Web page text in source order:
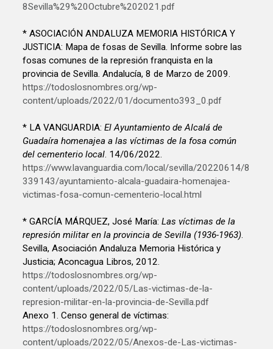
8Sevilla%29%20Octubre%202021.pdf
* ASOCIACIÓN ANDALUZA MEMORIA HISTÓRICA Y
JUSTICIA: Mapa de fosas de Sevilla. Informe sobre las
fosas comunes de la represión franquista en la
provincia de Sevilla. Andalucía, 8 de Marzo de 2009.
https://todoslosnombres.org/wp-
content/uploads/2022/01/documento393_0.pdf
* LA VANGUARDIA:El Ayuntamiento de Alcalá de
Guadaíra homenajea a las víctimas de la fosa común
del cementerio local. 14/06/2022.
https://www.lavanguardia.com/local/sevilla/20220614/8
339143/ayuntamiento-alcala-guadaira-homenajea-
victimas-fosa-comun-cementerio-local.html
* GARCÍA MÁRQUEZ, José María:Las víctimas de la
represión militar en la provincia de Sevilla (1936-1963).
Sevilla, Asociación Andaluza Memoria Histórica y
Justicia; Aconcagua Libros, 2012.
https://todoslosnombres.org/wp-
content/uploads/2022/05/Las-victimas-de-la-
represion-militar-en-la-provincia-de-Sevilla.pdf
Anexo 1. Censo general de víctimas:
https://todoslosnombres.org/wp-
content/uploads/2022/05/Anexos-de-Las-victimas-